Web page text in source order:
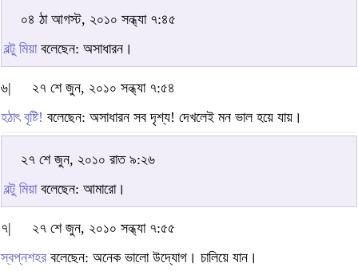
০৪ ঠা আগস্ট, ২০১০ সন্ধ্যা ৭:৪৫
বল্টু মিয়াবলেছেন: অসাধারন।
৬|
২৭ শে জুন, ২০১০ সন্ধ্যা ৭:৫৪
হঠাৎ বৃষ্টি! বলেছেন: অসাধারন সব দৃশ্য! দেখলেই মন ভাল হয়ে যায়।
২৭ শে জুন, ২০১০ রাত ৯:২৬
বল্টু মিয়াবলেছেন: আমারো।
৭|
২৭ শে জুন, ২০১০ সন্ধ্যা ৭:৫৫
স্বপ্নশহর বলেছেন: অনেক ভালো উদ্যোগ। চালিয়ে যান।